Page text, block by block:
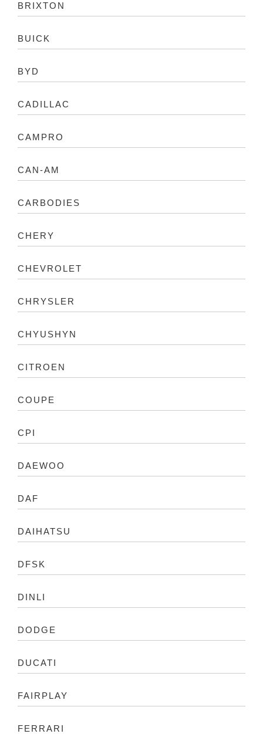
BRIXTON
BUICK
BYD
CADILLAC
CAMPRO
CAN-AM
CARBODIES
CHERY
CHEVROLET
CHRYSLER
CHYUSHYN
CITROEN
COUPE
CPI
DAEWOO
DAF
DAIHATSU
DFSK
DINLI
DODGE
DUCATI
FAIRPLAY
FERRARI